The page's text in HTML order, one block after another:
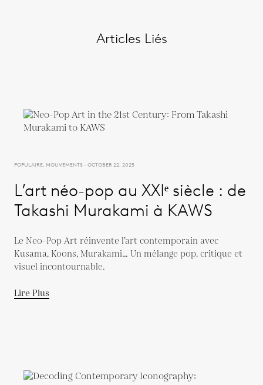
Articles Liés
POPULAIRE, MOUVEMENTS - OCTOBER 22, 2025
L’art néo-pop au XXIᵉ siècle : de
Takashi Murakami à KAWS
Le Neo-Pop Art réinvente l’art contemporain avec
Kusama, Koons, Murakami… Un mélange pop, critique et
visuel incontournable.
Lire Plus